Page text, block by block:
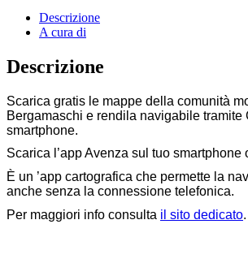
Descrizione
A cura di
Descrizione
Scarica gratis le mappe della comunità
Bergamaschi e rendila navigabile tramite
smartphone.
Scarica l’app Avenza sul tuo smartphone
È un ’app cartografica che permette la
anche senza la connessione telefonica.
Per maggiori info consulta il sito dedicato.